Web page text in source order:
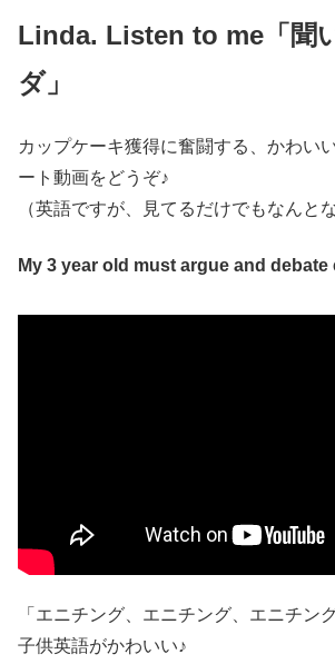
Linda. Listen to me「聞
ダ」
カップケーキ獲得に奮闘する、かわい
ート動画をどうぞ♪
（英語ですが、見てるだけでもなんと
My 3 year old must argue and
「エニチング、エニチング、エニチング
子供英語がかわいい♪